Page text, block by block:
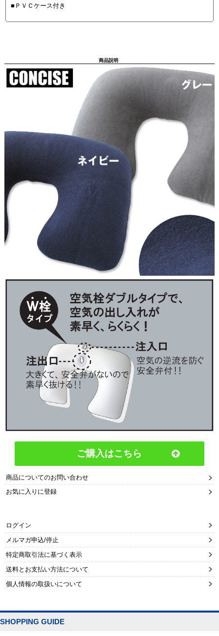
■ＰＶＣケース付き
商品説明
ご購入はこちら
商品についてのお問い合わせ
お気に入りに登録
ログイン
メルマガ申込/停止
特定商取引法に基づく表示
送料とお支払い方法について
個人情報の取扱いについて
SHOPPING GUIDE